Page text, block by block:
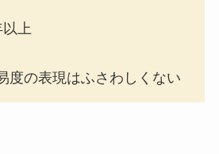
上
度の表現はふさわしくない